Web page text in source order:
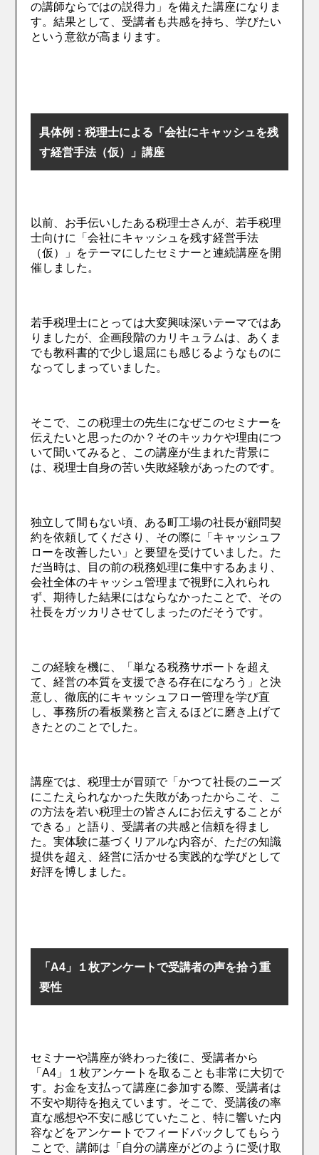
の講師ならではの説得力」を備えた講座になりま
す。結果として、受講者も共感を持ち、学びたい
という意欲が高まります。
具体例：税理士による「会社にキャッシュを残
す経営手法（仮）」講座
以前、お手伝いしたある税理士さんが、若手税理
士向けに「会社にキャッシュを残す経営手法
（仮）」をテーマにしたセミナーと連続講座を開
催しました。
若手税理士にとっては大変興味深いテーマではあ
りましたが、企画段階のカリキュラムは、あくま
でも教科書的で少し退屈にも感じるようなものに
なってしまっていました。
そこで、この税理士の先生になぜこのセミナーを
伝えたいと思ったのか？そのキッカケや理由につ
いて聞いてみると、この講座が生まれた背景に
は、税理士自身の苦い失敗経験があったのです。
独立して間もない頃、ある町工場の社長が顧問契
約を依頼してくださり、その際に「キャッシュフ
ローを改善したい」と要望を受けていました。た
だ当時は、目の前の税務処理に集中するあまり、
会社全体のキャッシュ管理まで視野に入れられ
ず、期待した結果にはならなかったことで、その
社長をガッカリさせてしまったのだそうです。
この経験を機に、「単なる税務サポートを超え
て、経営の本質を支援できる存在になろう」と決
意し、徹底的にキャッシュフロー管理を学び直
し、事務所の看板業務と言えるほどに磨き上げて
きたとのことでした。
講座では、税理士が冒頭で「かつて社長のニーズ
にこたえられなかった失敗があったからこそ、こ
の方法を若い税理士の皆さんにお伝えすることが
できる」と語り、受講者の共感と信頼を得まし
た。実体験に基づくリアルな内容が、ただの知識
提供を超え、経営に活かせる実践的な学びとして
好評を博しました。
「A4」１枚アンケートで受講者の声を拾う重
要性
セミナーや講座が終わった後に、受講者から
「A4」１枚アンケートを取ることも非常に大切で
す。お金を支払って講座に参加する際、受講者は
不安や期待を抱えています。そこで、受講後の率
直な感想や不安に感じていたこと、特に響いた内
容などをアンケートでフィードバックしてもらう
ことで、講師は「自分の講座がどのように受け取